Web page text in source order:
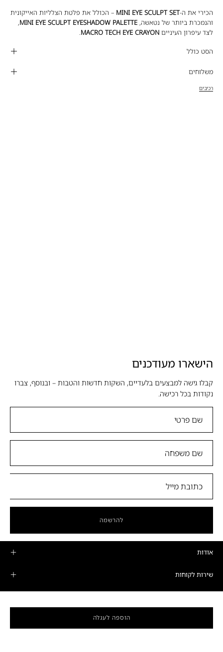
הוספה לעגלה
הכירי את ה-MINI EYE SCULPT SET – הכולל את פלטת הצלליות האייקונית
והנמכרת ביותר של נטאשה, MINI EYE SCULPT EYESHADOW PALETTE
,
לצד עיפרון העיניים MACRO TECH EYE CRAYON
.
הסט כולל
משלוחים
רכיבים
הישארו מעודכנים
קבלו גישה למבצעים בלעדיים, השקות חדשות והטבות – ובנוסף, צברו
נקודות בכל רכישה.
להרשמה
אודות
שירות לקוחות